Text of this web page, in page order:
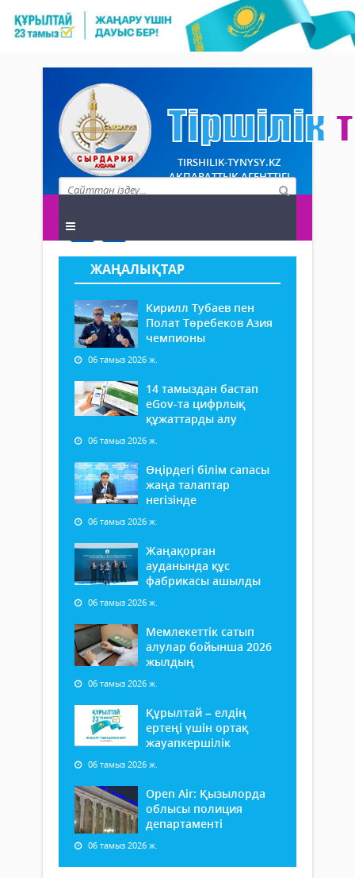
TIRSHILIK-TYNYSY.KZ
АҚПАРАТТЫҚ АГЕНТТІГІ
ЖАҢАЛЫҚТАР
Кирилл Тубаев пен
Полат Төребеков Азия
чемпионы
06 тамыз 2026 ж.
14 тамыздан бастап
еGov-та цифрлық
құжаттарды алу
06 тамыз 2026 ж.
Өңірдегі білім сапасы
жаңа талаптар
негізінде
06 тамыз 2026 ж.
Жаңақорған
ауданында құс
фабрикасы ашылды
06 тамыз 2026 ж.
Мемлекеттік сатып
алулар бойынша 2026
жылдың
06 тамыз 2026 ж.
Құрылтай – елдің
ертеңі үшін ортақ
жауапкершілік
06 тамыз 2026 ж.
Open Air: Қызылорда
облысы полиция
департаменті
06 тамыз 2026 ж.